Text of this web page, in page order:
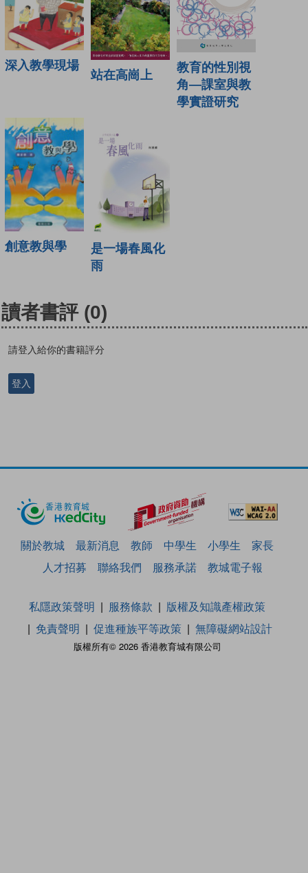
深入教學現場
站在高崗上
教育的性別視
角—課室與教
學實證研究
創意教與學
是一場春風化
雨
讀者書評 (0)
請登入給你的書籍評分
登入
關於教城 最新消息 教師 中學生 小學生
家長
人才招募
聯絡我們 服務承諾 教城電子報
版權所有© 2026 香港教育城有限公司
私隱政策聲明 服務條款
版權及知識產權政策
免責聲明
促進種族平等政策 無障礙網站設計